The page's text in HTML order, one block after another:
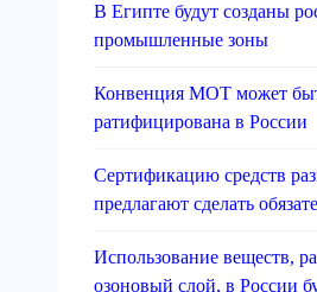
В Египте будут созданы
промышленные зоны
Конвенция МОТ может
ратифицирована в России
Сертификацию средств
предлагают сделать
Использование веществ,
озоновый слой, в России